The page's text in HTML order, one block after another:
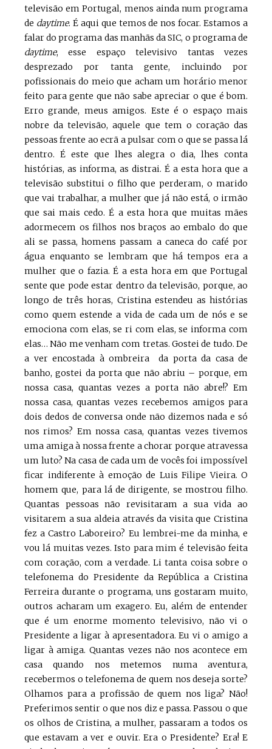
televisão em Portugal, menos ainda num programa
de daytime. É aqui que temos de nos focar. Estamos a
falar do programa das manhãs da SIC, o programa de
daytime, esse espaço televisivo tantas vezes
desprezado por tanta gente, incluindo por
pofissionais do meio que acham um horário menor
feito para gente que não sabe apreciar o que é bom.
Erro grande, meus amigos. Este é o espaço mais
nobre da televisão, aquele que tem o coração das
pessoas frente ao ecrã a pulsar com o que se passa lá
dentro. É este que lhes alegra o dia, lhes conta
histórias, as informa, as distrai. É a esta hora que a
televisão substitui o filho que perderam, o marido
que vai trabalhar, a mulher que já não está, o irmão
que sai mais cedo. É a esta hora que muitas mães
adormecem os filhos nos braços ao embalo do que
ali se passa, homens passam a caneca do café por
água enquanto se lembram que há tempos era a
mulher que o fazia. É a esta hora em que Portugal
sente que pode estar dentro da televisão, porque, ao
longo de três horas, Cristina estendeu as histórias
como quem estende a vida de cada um de nós e se
emociona com elas, se ri com elas, se informa com
elas… Não me venham com tretas. Gostei de tudo. De
a ver encostada à ombreira da porta da casa de
banho, gostei da porta que não abriu – porque, em
nossa casa, quantas vezes a porta não abre!? Em
nossa casa, quantas vezes recebemos amigos para
dois dedos de conversa onde não dizemos nada e só
nos rimos? Em nossa casa, quantas vezes tivemos
uma amiga à nossa frente a chorar porque atravessa
um luto? Na casa de cada um de vocês foi impossível
ficar indiferente à emoção de Luis Filipe Vieira. O
homem que, para lá de dirigente, se mostrou filho.
Quantas pessoas não revisitaram a sua vida ao
visitarem a sua aldeia através da visita que Cristina
fez a Castro Laboreiro? Eu lembrei-me da minha, e
vou lá muitas vezes. Isto para mim é televisão feita
com coração, com a verdade. Li tanta coisa sobre o
telefonema do Presidente da República a Cristina
Ferreira durante o programa, uns gostaram muito,
outros acharam um exagero. Eu, além de entender
que é um enorme momento televisivo, não vi o
Presidente a ligar à apresentadora. Eu vi o amigo a
ligar à amiga. Quantas vezes não nos acontece em
casa quando nos metemos numa aventura,
recebermos o telefonema de quem nos deseja sorte?
Olhamos para a profissão de quem nos liga? Não!
Preferimos sentir o que nos diz e passa. Passou o que
os olhos de Cristina, a mulher, passaram a todos os
que estavam a ver e ouvir. Era o Presidente? Era! E